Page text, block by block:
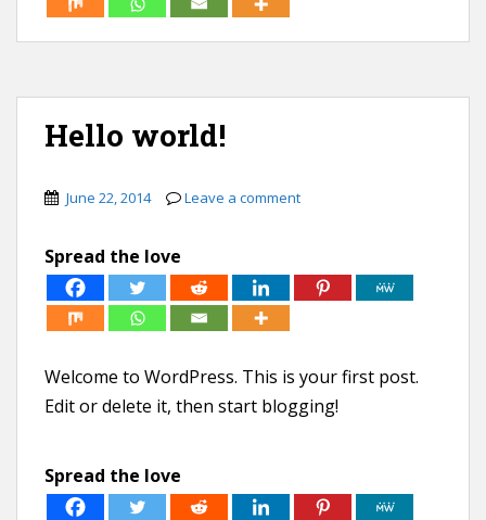
Hello world!
June 22, 2014 Leave a comment
Spread the love
Welcome to WordPress. This is your first post.
Edit or delete it, then start blogging!
Spread the love